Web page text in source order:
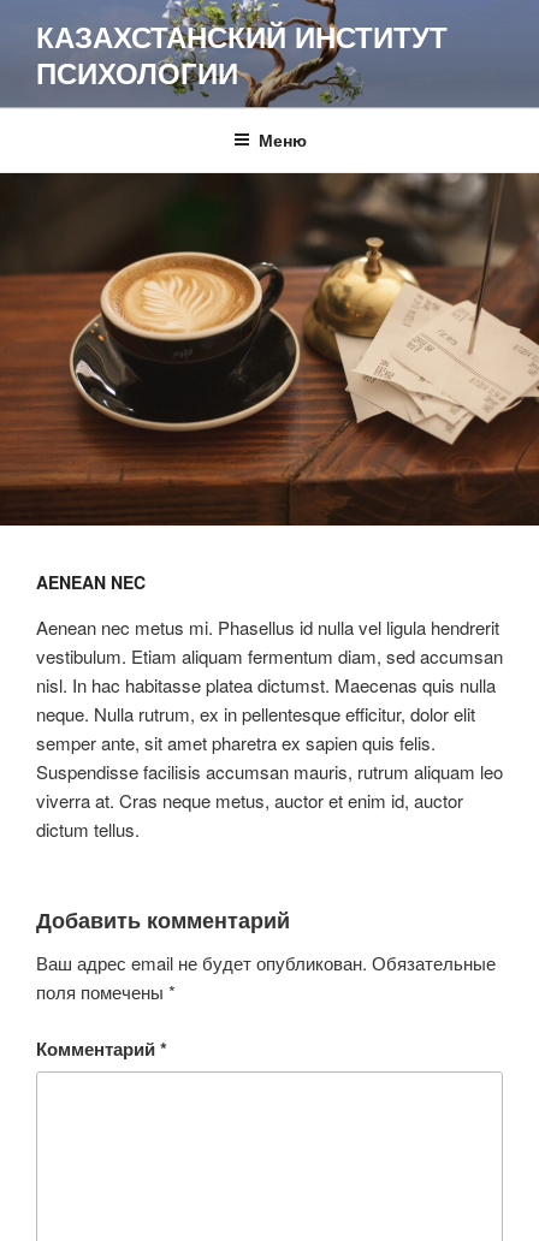
содержимому
КАЗАХСТАНСКИЙ ИНСТИТУТ
ПСИХОЛОГИИ
Меню
AENEAN NEC
Aenean nec metus mi. Phasellus id nulla vel ligula hendrerit
vestibulum. Etiam aliquam fermentum diam, sed accumsan
nisl. In hac habitasse platea dictumst. Maecenas quis nulla
neque. Nulla rutrum, ex in pellentesque efficitur, dolor elit
semper ante, sit amet pharetra ex sapien quis felis.
Suspendisse facilisis accumsan mauris, rutrum aliquam leo
viverra at. Cras neque metus, auctor et enim id, auctor
dictum tellus.
Добавить комментарий
Ваш адрес email не будет опубликован. Обязательные
поля помечены *
Комментарий*